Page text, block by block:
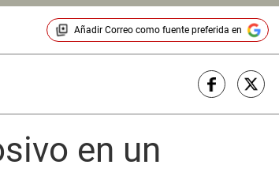
Añadir Correocomo fuente preferida en
en un